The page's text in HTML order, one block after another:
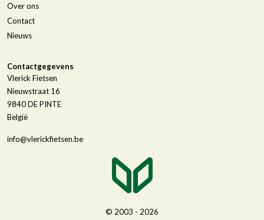
Over ons
Contact
Nieuws
Contactgegevens
Vlerick Fietsen
Nieuwstraat 16
9840DE PINTE
België
info@vlerickfietsen.be
© 2003 - 2026